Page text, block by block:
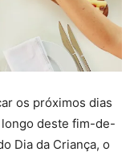
os próximos dias
longo deste fim-de-
Dia da Criança, o